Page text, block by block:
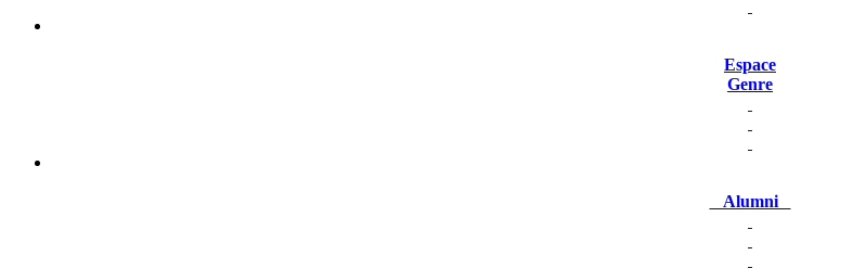
Espace
Genre
Alumni